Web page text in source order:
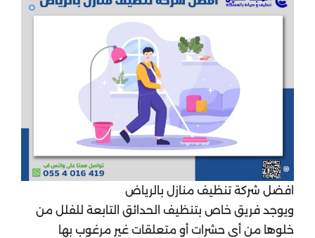
افضل شركة تنظيف منازل بالرياض
ويوجد فريق خاص بتنظيف الحدائق التابعة للفلل من
خلوها من أي حشرات أو متعلقات غير مرغوب بها